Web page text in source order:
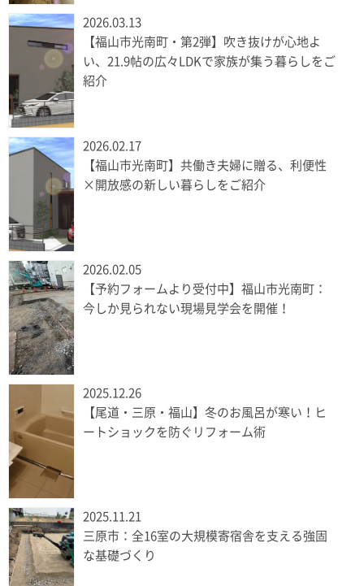
2026.03.13
【福山市光南町・第2弾】吹き抜けが心地よ
い、21.9帖の広々LDKで家族が集う暮らしをご
紹介
2026.02.17
【福山市光南町】共働き夫婦に贈る、利便性
×開放感の新しい暮らしをご紹介
2026.02.05
【予約フォームより受付中】福山市光南町：
今しか見られない現場見学会を開催！
2025.12.26
【尾道・三原・福山】冬のお風呂が寒い！ヒ
ートショックを防ぐリフォーム術
2025.11.21
三原市：全16室の大規模寄宿舎を支える強固
な基礎づくり